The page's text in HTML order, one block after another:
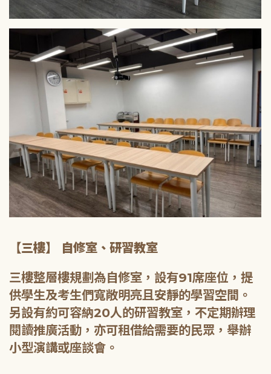
【三樓】 自修室、研習教室
三樓整層樓規劃為自修室，設有91席座位，提
供學生及考生們寬敞明亮且安靜的學習空間。
另設有約可容納20人的研習教室，不定期辦理
閱讀推廣活動，亦可租借給需要的民眾，舉辦
小型演講或座談會。